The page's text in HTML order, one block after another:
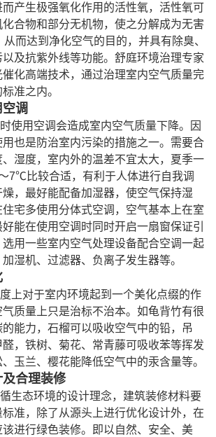
产生极强氧化作用的活性氧，活性氧可
合物和部分无机物，使之分解成为无害
从而达到净化空气的目的，并具有除臭、
及抗紫外线等功能。 舒庭环境治理专家
化高端技术，通过治理室内空气质量完
准之内。
调
使用空调会造成室内空气质量下降。因
也是防治室内污染的措施之一。 需要合
、湿度，室内外的温差不宜太大，夏季一
7℃ 比较合适，有利于人体进行自我调
，最好能配备加湿器，使空气保持湿
住宅多使用分体式空调，空气基本上在室
能在使用空调时同时开启一扇窗保证引
选用一些室内空气处理设备配合空调一起
湿机、过滤器、负离子发生器等。
上对于室内环境起到一个美化点缀的作
质量上只是治标不治本。如龟背竹有很
能力，石榴可以吸收空气中的铅，吊
，铁树、菊花、常青藤可吸收苯等挥发
玉兰、樱花能降低空气中的汞含量等。
合理装修
生态环境的设计理念，建筑装修材料要
准，除了从源头上进行优化设计外，在
进行绿色装修。即以自然、安全、美